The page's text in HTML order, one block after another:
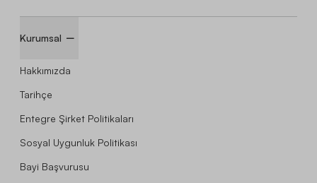
Kurumsal
Hakkımızda
Tarihçe
Entegre Şirket Politikaları
Sosyal Uygunluk Politikası
Bayi Başvurusu